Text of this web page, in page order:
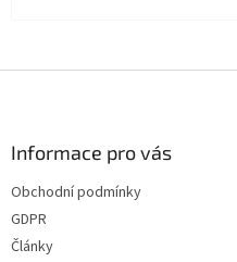
Informace pro vás
Obchodní podmínky
GDPR
Články